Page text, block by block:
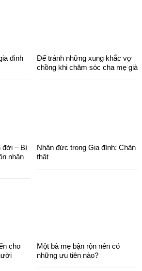
đình
Để tránh những xung khắc vợ
chồng khi chăm sóc cha mẹ già
đời – Bí
nhân
Nhân đức trong Gia đình: Chân
thật
cho
Một bà mẹ bận rộn nên có
những ưu tiên nào?